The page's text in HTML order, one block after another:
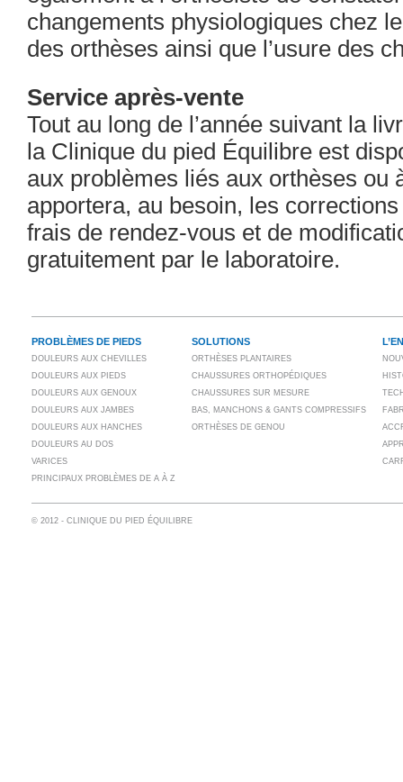
changements physiologiques chez
des orthèses ainsi que l’usure des
Service après-vente
Tout au long de l’année suivant la
la Clinique du pied Équilibre est
aux problèmes liés aux orthèses ou
apportera, au besoin, les
frais de rendez-vous et de
gratuitement par le laboratoire.
PROBLÈMES DE PIEDS
DOULEURS AUX CHEVILLES
DOULEURS AUX PIEDS
DOULEURS AUX GENOUX
DOULEURS AUX JAMBES
DOULEURS AUX HANCHES
DOULEURS AU DOS
VARICES
PRINCIPAUX PROBLÈMES DE A À Z
SOLUTIONS
ORTHÈSES PLANTAIRES
CHAUSSURES ORTHOPÉDIQUES
CHAUSSURES SUR MESURE
BAS, MANCHONS & GANTS COMPRESSIFS
ORTHÈSES DE GENOU
© 2012 - CLINIQUE DU PIED ÉQUILIBRE